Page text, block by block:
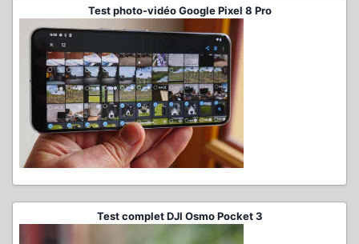
Test photo-vidéo Google Pixel 8 Pro
Test complet DJI Osmo Pocket 3